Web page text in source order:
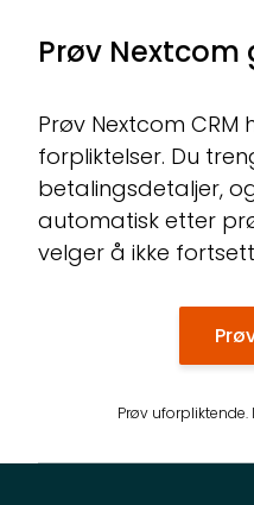
Prøv Nextcom
Prøv Nextcom
forpliktelser. Du
betalingsdetaljer,
automatisk etter
velger å ikke
Prøv uforpliktende.